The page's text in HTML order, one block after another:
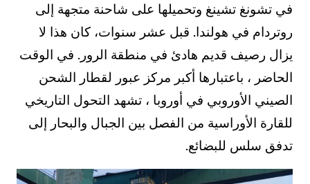
في تشونغ تشينغ وتحميلها على شاحنة متجهة إلى
روتردام في هولندا. قبل عشر سنوات، كان هذا لا
يزال رصيف قديم هادئ في منطقة الرور. في الوقت
الحاضر ، باعتبارها أكبر مركز عبور لقطار الشحن
الصيني الأوروبي في أوروبا ، تشهد التحول التاريخي
للقارة الأوراسية من الفصل بين الجبال والبحار إلى
تدفق سلس للبضائع.